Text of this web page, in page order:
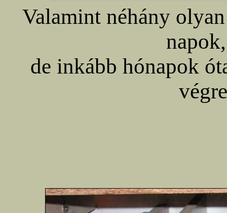
Valamint néhány
de inkább hónapok